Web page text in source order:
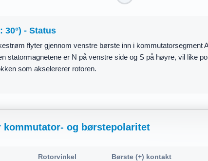
- Status
midtpunktet til 210°. Den positive børsten (+)
fysisk snudd! Dette gjør den øvre enden (B) til en S-pol og
med klokken.
kommutator- og børstepolaritet
Rotorvinkel Børste (+) kontakt